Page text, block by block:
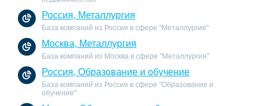
Россия, Металлургия
База компаний из Россия в сфере "Металлургия"
Москва, Металлургия
База компаний из Москва в сфере "Металлургия"
Россия, Образование и обучение
База компаний из Россия в сфере "Образование и
обучение"